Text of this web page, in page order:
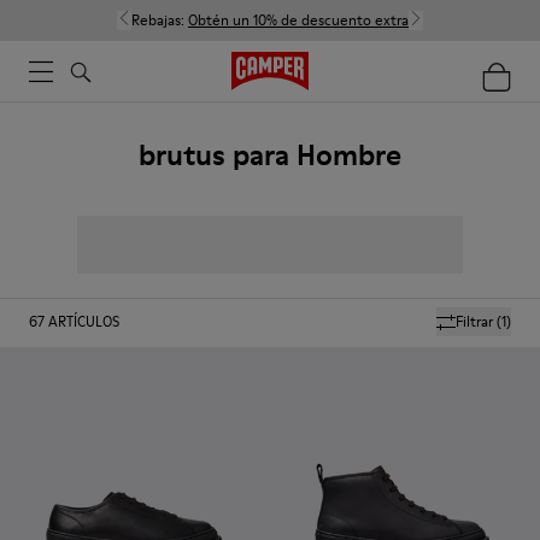
Rebajas: Obtén un 10% de descuento extra
brutus para Hombre
Filtrar(1)
67ARTÍCULOS